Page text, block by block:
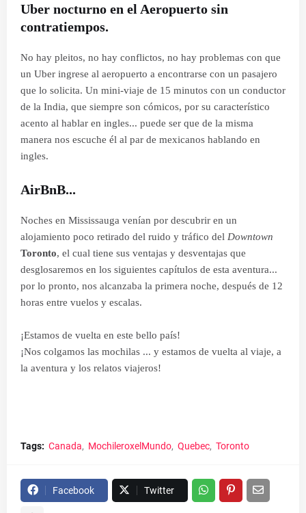
Uber nocturno en el Aeropuerto sin
contratiempos.
No hay pleitos, no hay conflictos, no hay problemas con que
un Uber ingrese al aeropuerto a encontrarse con un pasajero
que lo solicita. Un mini-viaje de 15 minutos con un conductor
de la India, que siempre son cómicos, por su característico
acento al hablar en ingles... puede ser que de la misma
manera nos escuche él al par de mexicanos hablando en
ingles.
AirBnB...
Noches en Mississauga venían por descubrir en un
alojamiento poco retirado del ruido y tráfico del Downtown
Toronto, el cual tiene sus ventajas y desventajas que
desglosaremos en los siguientes capítulos de esta aventura...
por lo pronto, nos alcanzaba la primera noche, después de 12
horas entre vuelos y escalas.
¡Estamos de vuelta en este bello país!
¡Nos colgamos las mochilas ... y estamos de vuelta al viaje, a
la aventura y los relatos viajeros!
Tags: Canada MochileroxelMundo Quebec Toronto
Facebook Twitter